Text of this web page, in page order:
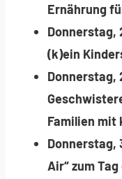
Ernährung
Donnerstag,
(k)ein
Donnerstag,
Familien mit
Donnerstag,
Air“ zum